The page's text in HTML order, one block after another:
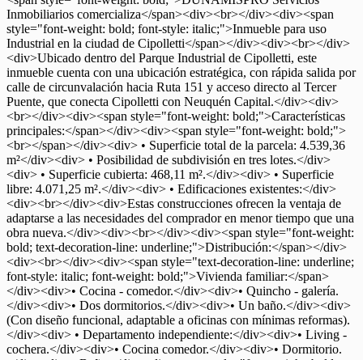
Inmobiliarios comercializa</span><div><br></div><div><span
style="font-weight: bold; font-style: italic;">Inmueble para uso
Industrial en la ciudad de Cipolletti</span></div><div><br></div>
<div>Ubicado dentro del Parque Industrial de Cipolletti, este
inmueble cuenta con una ubicación estratégica, con rápida salida por
calle de circunvalación hacia Ruta 151 y acceso directo al Tercer
Puente, que conecta Cipolletti con Neuquén Capital.</div><div>
<br></div><div><span style="font-weight: bold;">Características
principales:</span></div><div><span style="font-weight: bold;">
<br></span></div><div> • Superficie total de la parcela: 4.539,36
m²</div><div> • Posibilidad de subdivisión en tres lotes.</div>
<div> • Superficie cubierta: 468,11 m².</div><div> • Superficie
libre: 4.071,25 m².</div><div> • Edificaciones existentes:</div>
<div><br></div><div>Estas construcciones ofrecen la ventaja de
adaptarse a las necesidades del comprador en menor tiempo que una
obra nueva.</div><div><br></div><div><span style="font-weight:
bold; text-decoration-line: underline;">Distribución:</span></div>
<div><br></div><div><span style="text-decoration-line: underline;
font-style: italic; font-weight: bold;">Vivienda familiar:</span>
</div><div>• Cocina - comedor.</div><div>• Quincho - galería.
</div><div>• Dos dormitorios.</div><div>• Un baño.</div><div>
(Con diseño funcional, adaptable a oficinas con mínimas reformas).
</div><div> • Departamento independiente:</div><div>• Living -
cochera.</div><div>• Cocina comedor.</div><div>• Dormitorio.